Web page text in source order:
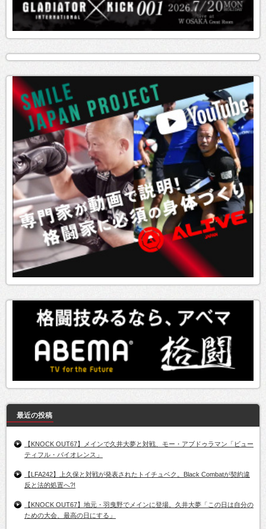
最近の投稿
【KNOCK OUT67】メインで久井大夢と対戦、モー・アブドゥラマン「ビュー
ティフル・バイオレンス」
【LFA242】上久保と対戦が発表されたトイチュベク。Black Combatが契約違
反と法的処置へ?!
【KNOCK OUT67】地元・羽曳野でメインに登場。久井大夢「この日は自分の
ための大会、最高の日にする」